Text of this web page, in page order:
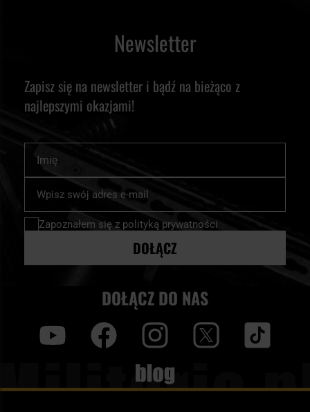
Newsletter
Zapisz się na newsletter i bądź na bieżąco z
najlepszymi okazjami!
nasz
newsletter:
Zapoznałem się z polityką prywatności
DOŁĄCZ
DOŁĄCZ DO NAS
Blog